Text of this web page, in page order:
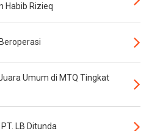
Habib Rizieq
Umum di MTQ Tingkat
LB Ditunda